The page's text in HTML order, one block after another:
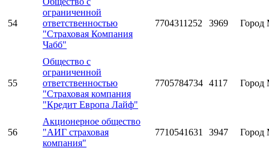
54
ограниченной
ответственностью
"Страховая Компания
Чабб"
7704311252 3969 Город
55
Общество с
ограниченной
ответственностью
"Страховая компания
"Кредит Европа Лайф"
7705784734 4117 Город
56
Акционерное общество
"АИГ страховая
компания"
7710541631 3947 Город